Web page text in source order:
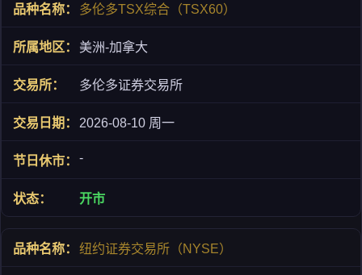
多伦多TSX综合（TSX60）
美洲-加拿大
多伦多证券交易所
2026-08-10 周一
-
开市
纽约证券交易所（NYSE）